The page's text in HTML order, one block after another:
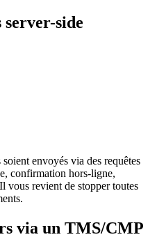
side
envoyés via des requêtes
confirmation hors-ligne,
vous revient de stopper toutes
via un TMS/CMP